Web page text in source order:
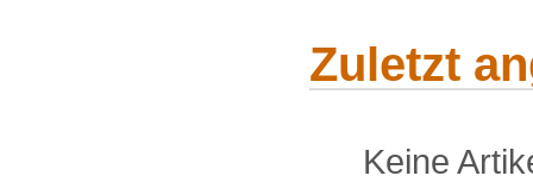
Zuletzt
Keine